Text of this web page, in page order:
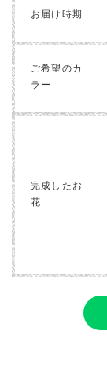
お届け時期
ご希望のカ
ラー
完成したお
花